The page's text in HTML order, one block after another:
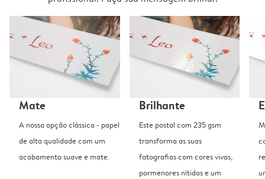
Mate
A nossa opção clássica - papel
de alta qualidade com um
acabamento suave e mate.
Brilhante
Este postal com 235 gsm
transforma as suas
fotografias com cores vivas,
pormenores nítidos e um